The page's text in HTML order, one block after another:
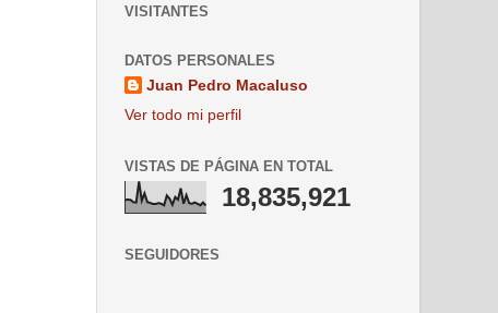
VISITANTES
DATOS PERSONALES
Juan Pedro Macaluso
Ver todo mi perfil
VISTAS DE PÁGINA EN TOTAL
18,835,921
SEGUIDORES